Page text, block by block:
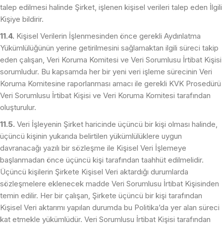
talep edilmesi halinde Şirket, işlenen kişisel verileri talep eden İlgili
Kişiye bildirir.
11.4. Kişisel Verilerin İşlenmesinden önce gerekli Aydınlatma
Yükümlülüğünün yerine getirilmesini sağlamaktan ilgili süreci takip
eden çalışan, Veri Koruma Komitesi ve Veri Sorumlusu İrtibat Kişisi
sorumludur. Bu kapsamda her bir yeni veri işleme sürecinin Veri
Koruma Komitesine raporlanması amacı ile gerekli KVK Prosedürü
Veri Sorumlusu İrtibat Kişisi ve Veri Koruma Komitesi tarafından
oluşturulur.
11.5. Veri İşleyenin Şirket haricinde üçüncü bir kişi olması halinde,
üçüncü kişinin yukarıda belirtilen yükümlülüklere uygun
davranacağı yazılı bir sözleşme ile Kişisel Veri İşlemeye
başlanmadan önce üçüncü kişi tarafından taahhüt edilmelidir.
Üçüncü kişilerin Şirkete Kişisel Veri aktardığı durumlarda
sözleşmelere eklenecek madde Veri Sorumlusu İrtibat Kişisinden
temin edilir. Her bir çalışan, Şirkete üçüncü bir kişi tarafından
Kişisel Veri aktarımı yapılan durumda bu Politika’da yer alan süreci
kat etmekle yükümlüdür. Veri Sorumlusu İrtibat Kişisi tarafından